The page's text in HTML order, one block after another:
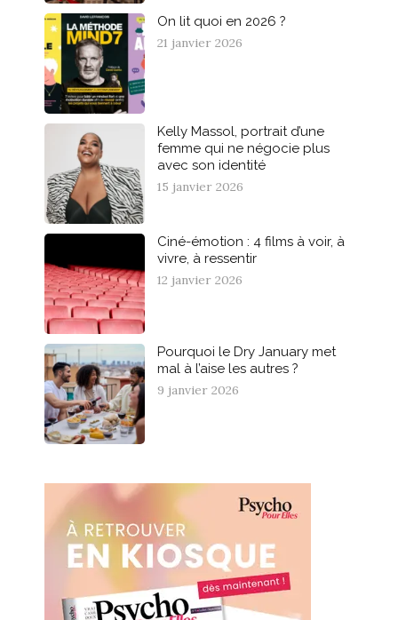
On lit quoi en 2026 ?
21 janvier 2026
Kelly Massol, portrait d’une
femme qui ne négocie plus
avec son identité
15 janvier 2026
Ciné-émotion : 4 films à voir, à
vivre, à ressentir
12 janvier 2026
Pourquoi le Dry January met
mal à l’aise les autres ?
9 janvier 2026